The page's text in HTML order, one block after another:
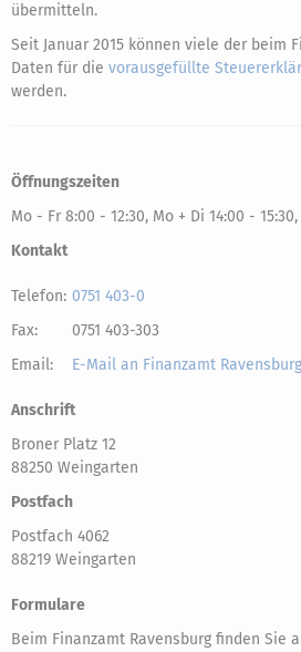
übermitteln.
Seit Januar 2015 können viele der beim
Daten für die vorausgefüllte
werden.
Öffnungszeiten
Mo - Fr 8:00 - 12:30, Mo + Di 14:00 -
Kontakt
Telefon: 0751 403-0
Fax:
0751 403-303
Email:
E-Mail an Finanzamt
Anschrift
Broner Platz 12
88250 Weingarten
Postfach
Postfach 4062
88219 Weingarten
Formulare
Beim Finanzamt Ravensburg finden Sie